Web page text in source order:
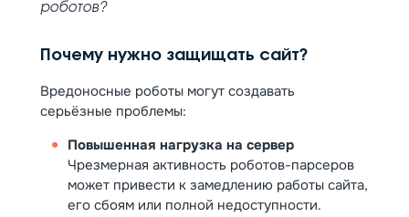
роботов?
Почему нужно защищать сайт?
Вредоносные роботы могут создавать
серьёзные проблемы:
Повышенная нагрузка на сервер
Чрезмерная активность роботов-парсеров
может привести к замедлению работы сайта,
его сбоям или полной недоступности.